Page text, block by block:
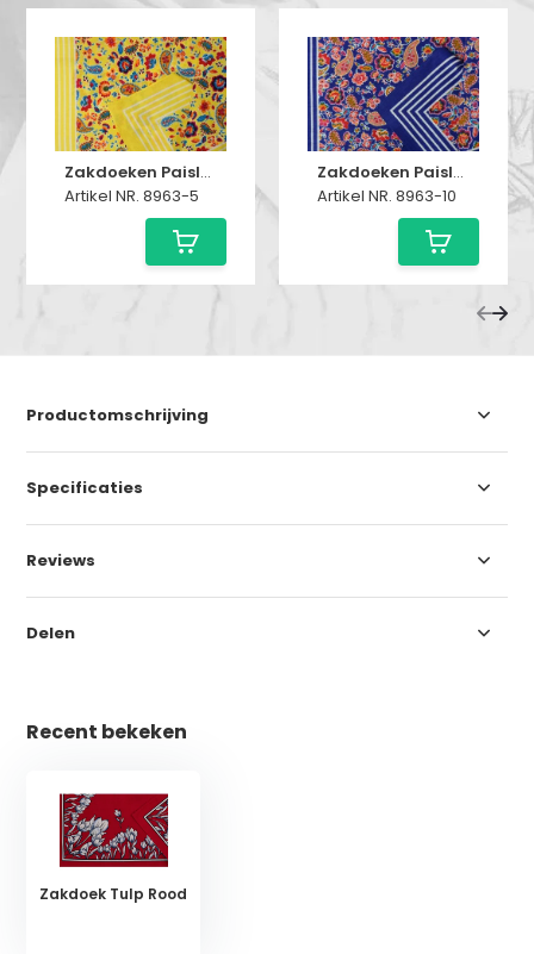
Zakdoeken Paisley Print Geel
Artikel NR. 8963-5
Zakdoeken Paisley Print Kobaltblauw
Artikel NR. 8963-10
Productomschrijving
Specificaties
Reviews
Delen
Recent bekeken
Zakdoek Tulp Rood